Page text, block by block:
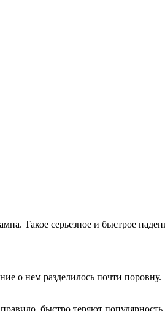
Такое серьезное и быстрое
о нем разделилось почти
быстро теряют